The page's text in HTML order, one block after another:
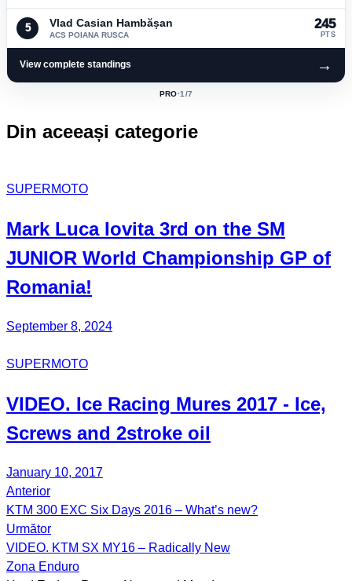
5 Vlad Casian Hambășan
ACS POIANA RUSCA
245
PTS
View complete standings →
ACTIVE
PRO·1 /7
Din aceeași categorie
SUPERMOTO
Mark Luca Iovita 3rd on the SM
JUNIOR World Championship GP of
Romania!
September 8, 2024
SUPERMOTO
VIDEO. Ice Racing Mures 2017 - Ice,
Screws and 2stroke oil
January 10, 2017
Post
navigation
Anterior
KTM 300 EXC Six Days 2016 – What’s new?
Următor
VIDEO. KTM SX MY16 – Radically New
Zona Enduro